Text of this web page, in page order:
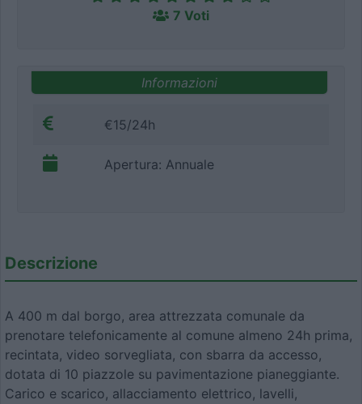
7 Voti
Informazioni
€15/24h
Apertura: Annuale
Descrizione
A 400 m dal borgo, area attrezzata comunale da
prenotare telefonicamente al comune almeno 24h prima,
recintata, video sorvegliata, con sbarra da accesso,
dotata di 10 piazzole su pavimentazione pianeggiante.
Carico e scarico, allacciamento elettrico, lavelli,